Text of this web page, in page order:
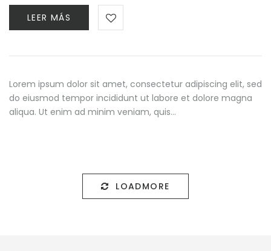
LEER MÁS
Lorem ipsum dolor sit amet, consectetur adipiscing elit, sed
do eiusmod tempor incididunt ut labore et dolore magna
aliqua. Ut enim ad minim veniam, quis…
LOADMORE